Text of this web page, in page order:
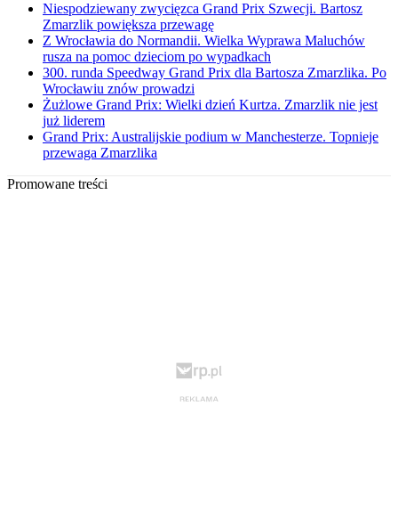
Niespodziewany zwycięzca Grand Prix Szwecji. Bartosz
Zmarzlik powiększa przewagę
Z Wrocławia do Normandii. Wielka Wyprawa Maluchów
rusza na pomoc dzieciom po wypadkach
300. runda Speedway Grand Prix dla Bartosza Zmarzlika. Po
Wrocławiu znów prowadzi
Żużlowe Grand Prix: Wielki dzień Kurtza. Zmarzlik nie jest
już liderem
Grand Prix: Australijskie podium w Manchesterze. Topnieje
przewaga Zmarzlika
Promowane treści